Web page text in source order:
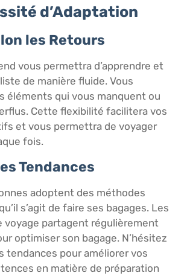
d’Adaptation
les Retours
vous permettra d’apprendre et
de manière fluide. Vous
éléments qui vous manquent ou
Cette flexibilité facilitera vos
et vous permettra de voyager
fois.
Tendances
adoptent des méthodes
s’agit de faire ses bagages. Les
voyage partagent régulièrement
optimiser son bagage. N’hésitez
tendances pour améliorer vos
en matière de préparation